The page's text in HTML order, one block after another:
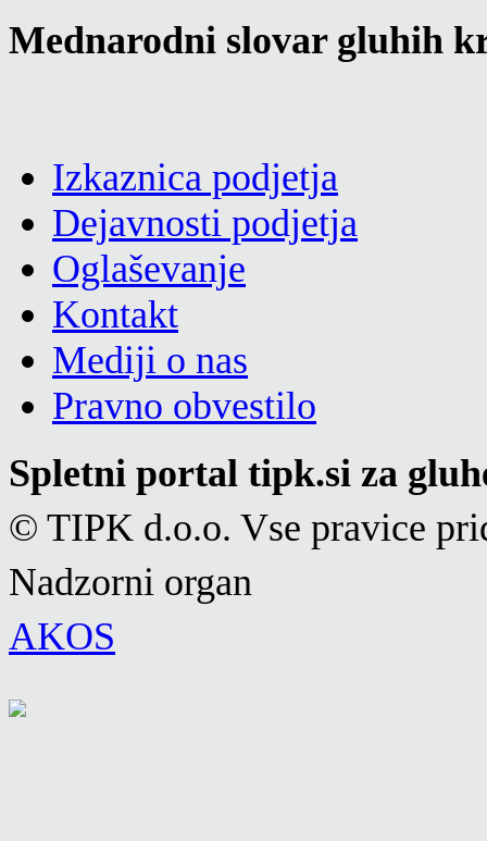
Mednarodni slovar gluhih
Izkaznica podjetja
Dejavnosti podjetja
Oglaševanje
Kontakt
Mediji o nas
Pravno obvestilo
Spletni portal tipk.si za
© TIPK d.o.o. Vse pravice
Nadzorni organ
AKOS